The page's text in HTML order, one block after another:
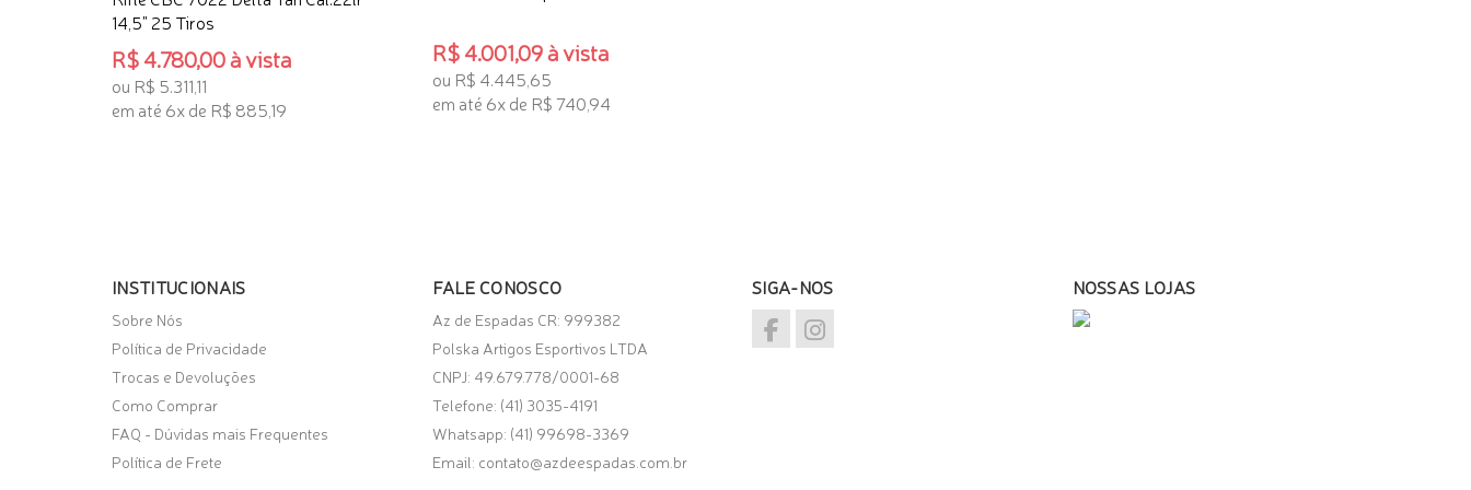
14,5" 25 Tiros
R$ 4.780,00 à vista
ou R$ 5.311,11
em até 6x de R$ 885,19
R$ 4.001,09 à vista
ou R$ 4.445,65
em até 6x de R$ 740,94
INSTITUCIONAIS
Sobre Nós
Política de Privacidade
Trocas e Devoluções
Como Comprar
FAQ - Dúvidas mais Frequentes
Política de Frete
FALE CONOSCO
Az de Espadas CR: 999382
Polska Artigos Esportivos LTDA
CNPJ: 49.679.778/0001-68
Telefone: (41) 3035-4191
Whatsapp: (41) 99698-3369
Email: contato@azdeespadas.com.br
SIGA-NOS NOSSAS LOJAS